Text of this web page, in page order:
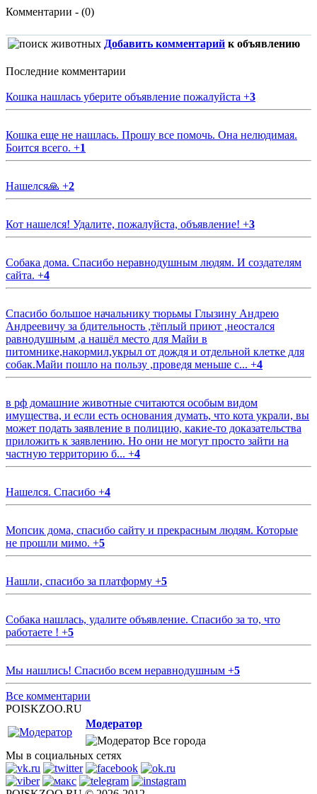
Комментарии - (0)
Добавить комментарий к объявлению
Последние комментарии
Кошка нашлась уберите объявление пожалуйста +3
Кошка еще не нашлась. Прошу все помочь. Она нелюдимая.
Боится всего. +1
Нашелся🙏 +2
Кот нашелся! Удалите, пожалуйста, объявление! +3
Собака дома. Спасибо неравнодушным людям. И создателям
сайта. +4
Спасибо большое начальнику тюрьмы Глызину Андрею
Андреевичу за бдительность ,тёплый приют ,неостался
равнодушным ,а нашёл место для Майи в
питомнике,накормил,укрыл от дождя и отдельной клетке для
собак.Майи пошло на пользу ,проведя меньше с... +4
в рф домашние животные считаются особым видом
имущества, и если есть основания думать, что кота украли, вы
может подать заявление в полицию, какие-то доказательства
приложить к заявлению. Но они не могут просто зайти на
частную территорию б... +4
Нашелся. Спасибо +4
Мопсик дома, спасибо сайту и прекрасным людям. Которые
не прошли мимо. +5
Нашли, спасибо за платформу +5
Собака нашлась, удалите объявление. Спасибо за то, что
работаете ! +5
Мы нашлись! Спасибо всем неравнодушным +5
Все комментарии
POISKZOO.RU
Модератор
Все города
Мы в социальных сетях